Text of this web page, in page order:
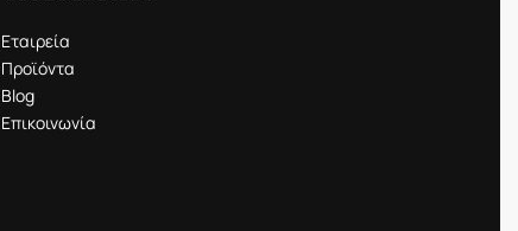
Εταιρεία
Προϊόντα
Blog
Επικοινωνία